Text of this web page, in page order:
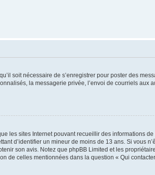
soit nécessaire de s’enregistrer pour poster des
la messagerie privée, l’envoi de courriels aux
les sites Internet pouvant recueillir des informations
d’identifier un mineur de moins de 13 ans. Si vous
son avis. Notez que phpBB Limited et les
de celles mentionnées dans la question « Qui